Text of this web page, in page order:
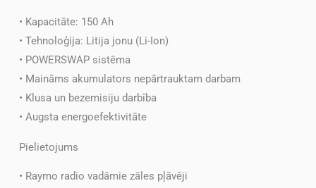
• Kapacitāte: 150 Ah
• Tehnoloģija: Litija jonu (Li-Ion)
• POWERSWAP sistēma
• Maināms akumulators nepārtrauktam darbam
• Klusa un bezemisiju darbība
• Augsta energoefektivitāte
Pielietojums
• Raymo radio vadāmie zāles pļāvēji